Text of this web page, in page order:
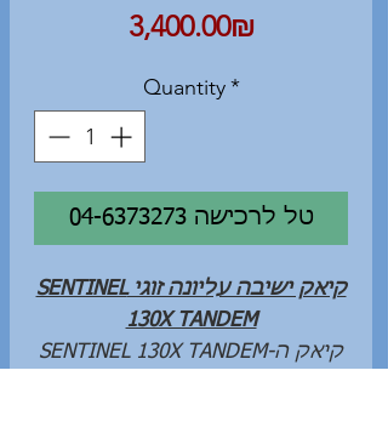
‏3,400.00 ‏₪Price
Quantity *
04-6373273 טל לרכישה
קיאק ישיבה עליונה זוגי SENTINEL
130X TANDEM
קיאק ה-SENTINEL 130X TANDEM